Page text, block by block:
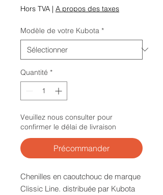
Hors TVA | A propos des taxes
Modèle de votre Kubota *
Quantité *
Veuillez nous consulter pour
confirmer le délai de livraison
Précommander
Chenilles en caoutchouc de marque
Clissic Line. distribuée par Kubota